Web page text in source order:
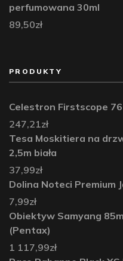
perfumowana 30ml
89,50zł
PRODUKTY
Celestron Firstscope
247,21zł
Tesa Moskitiera na
2,5m biała
37,99zł
Dolina Noteci Premium
7,99zł
Obiektyw Samyang
(Pentax)
1 117,99zł